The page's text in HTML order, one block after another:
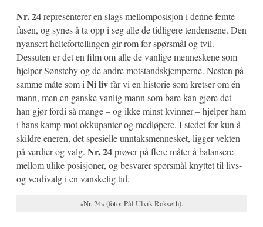
Nr. 24representerer en slags mellomposisjon i denne femte
fasen, og synes å ta opp i seg alle de tidligere tendensene. Den
nyansert heltefortellingen gir rom for spørsmål og tvil.
Dessuten er det en film om alle de vanlige menneskene som
hjelper Sønsteby og de andre motstandskjemperne. Nesten på
samme måte som i Ni livfår vi en historie som kretser om én
mann, men en ganske vanlig mann som bare kan gjøre det
han gjør fordi så mange – og ikke minst kvinner – hjelper ham
i hans kamp mot okkupanter og medløpere. I stedet for kun å
skildre eneren, det spesielle unntaksmennesket, ligger vekten
på verdier og valg. Nr. 24prøver på flere måter å balansere
mellom ulike posisjoner, og besvarer spørsmål knyttet til livs-
og verdivalg i en vanskelig tid.
«Nr. 24» (foto: Pål Ulvik Rokseth).